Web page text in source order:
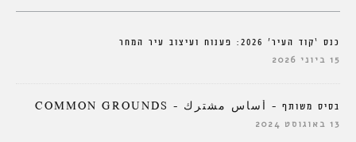
כנס ‘קוד העיר’ 2026: פענוח ועיצוב עיר המחר
15 ביוני 2026
בסיס משותף – أساس مشترك – COMMON GROUNDS
13 באוגוסט 2024